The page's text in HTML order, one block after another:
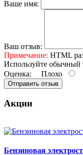
Ваше имя:
Ваш отзыв:
Примечание: HTML
Используйте обычный
Оценка: Плохо
Отправить отзыв
Акции
Бензиновая